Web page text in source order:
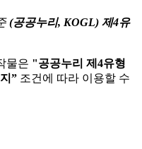
(공공누리, KOGL) 제4유
물은 "공공누리 제4유형
” 조건에 따라 이용할 수